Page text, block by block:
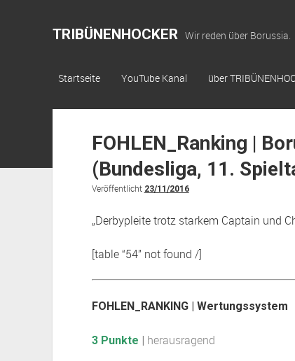
TRIBÜNENHOCKER Wir reden über Borussia.
Startseite YouTube Kanal über
FOHLEN_Ranking |
(Bundesliga, 11.
Veröffentlicht 23/11/2016
„Derbypleite trotz starkem Captain und
[table “54” not found /]
FOHLEN_RANKING | Wertungssystem
3 Punkte | herausragend